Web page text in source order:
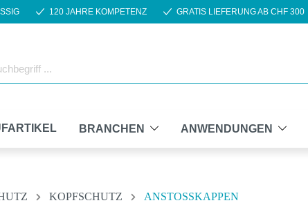
120 JAHRE KOMPETENZ GRATIS LIEFERUNG AB CHF 300
BRANCHEN ANWENDUNGEN
KOPFSCHUTZ
ANSTOSSKAPPEN